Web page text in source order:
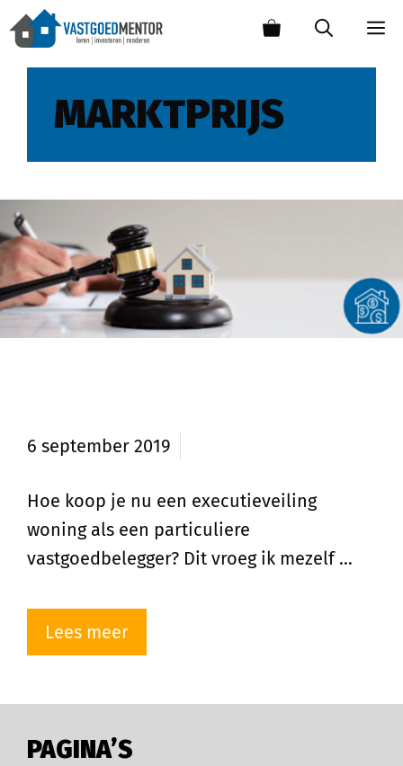
MARKTPRIJS
6 september 2019
Hoe koop je nu een executieveiling
woning als een particuliere
vastgoedbelegger? Dit vroeg ik mezelf …
Lees meer
PAGINA’S